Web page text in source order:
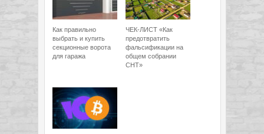
Как правильно
выбрать и купить
секционные ворота
для гаража
ЧЕК-ЛИСТ «Как
предотвратить
фальсификации на
общем собрании
СНТ»